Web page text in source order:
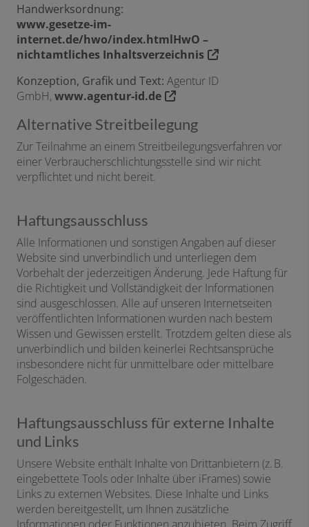
Handwerksordnung:
www.gesetze-im-
internet.de/hwo/index.htmlHwO –
nichtamtliches Inhaltsverzeichnis
Konzeption, Grafik und Text: Agentur ID
GmbH,www.agentur-id.de
Alternative Streitbeilegung
Zur Teilnahme an einem Streitbeilegungsverfahren vor
einer Verbraucherschlichtungsstelle sind wir nicht
verpflichtet und nicht bereit.
Haftungsausschluss
Alle Informationen und sonstigen Angaben auf dieser
Website sind unverbindlich und unterliegen dem
Vorbehalt der jederzeitigen Änderung. Jede Haftung für
die Richtigkeit und Vollständigkeit der Informationen
sind ausgeschlossen. Alle auf unseren Internetseiten
veröffentlichten Informationen wurden nach bestem
Wissen und Gewissen erstellt. Trotzdem gelten diese als
unverbindlich und bilden keinerlei Rechtsansprüche
insbesondere nicht für unmittelbare oder mittelbare
Folgeschäden.
Haftungsausschluss für externe Inhalte
und Links
Unsere Website enthält Inhalte von Drittanbietern (z. B.
eingebettete Tools oder Inhalte über iFrames) sowie
Links zu externen Websites. Diese Inhalte und Links
werden bereitgestellt, um Ihnen zusätzliche